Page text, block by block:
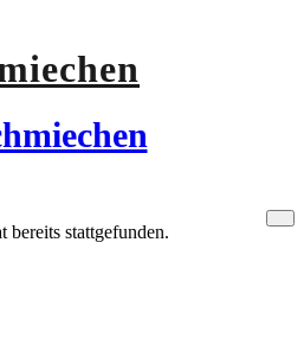
bereits stattgefunden.